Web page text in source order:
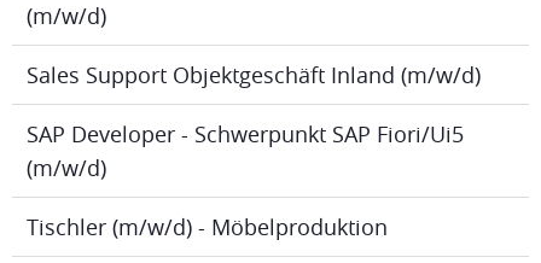
(m/w/d)
Sales Support Objektgeschäft Inland (m/w/d)
SAP Developer - Schwerpunkt SAP Fiori/Ui5
(m/w/d)
Tischler (m/w/d) - Möbelproduktion